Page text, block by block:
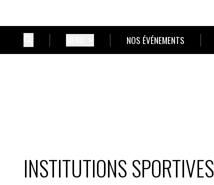
NOS ÉVÉNEMENTS
INSTITUTIONS SPORTIVES